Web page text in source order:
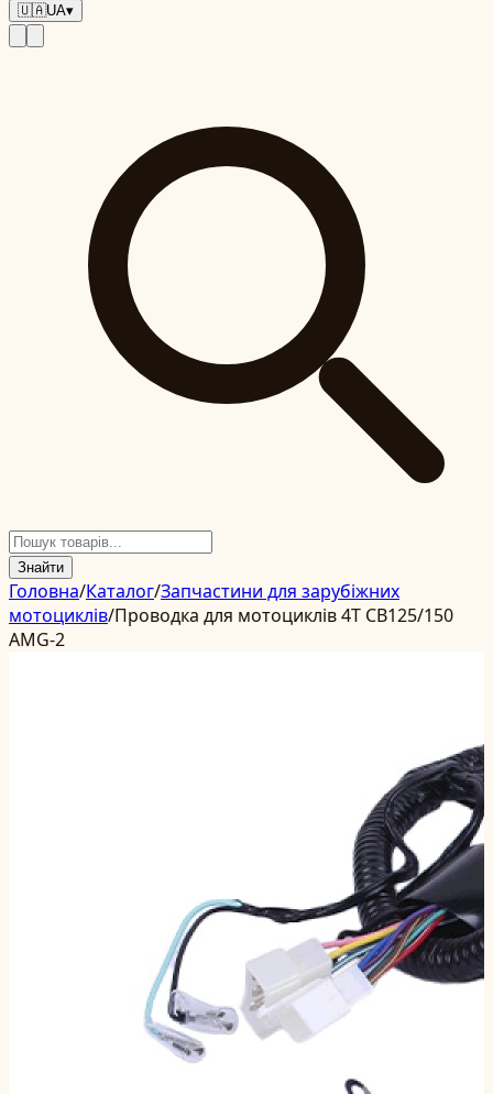
🇺🇦UA▾
Знайти
Головна/Каталог/Запчастини для зарубіжних
мотоциклів/Проводка для мотоциклів 4T CB125/150
AMG-2